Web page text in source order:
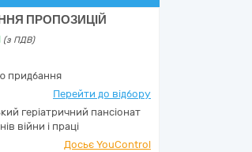
ПРОПОЗИЦІЙ
(з ПДВ)
придбання
Перейти до відбору
геріатричний пансіонат
війни і праці
Досьє YouControl